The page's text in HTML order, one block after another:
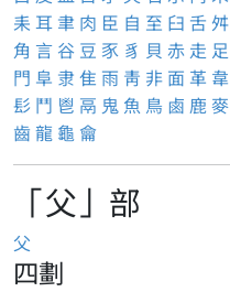
耒 耳 聿 肉 臣 自 至 臼 舌舛
角 言 谷 豆 豕 豸 貝 赤 走 足
門 阜 隶 隹雨 靑 非 面 革 韋
髟 鬥 鬯 鬲 鬼 魚 鳥 鹵 鹿麥
齒龍 龜 龠
「父」部
父
四劃